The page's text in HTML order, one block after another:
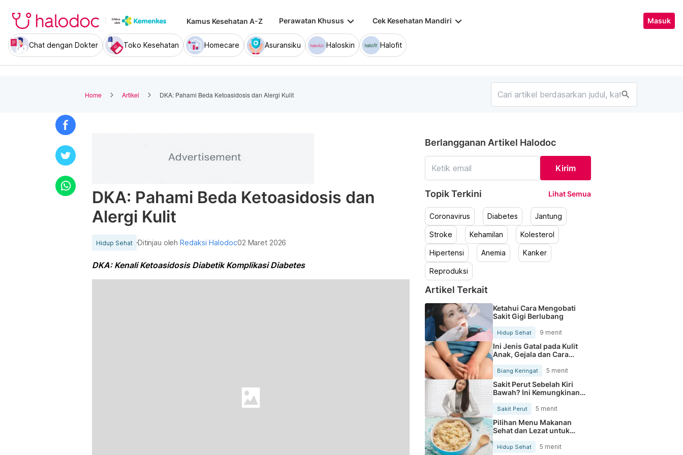
Kamus Kesehatan A-Z Perawatan Khusus keyboard_arrow_down Cek Kesehatan Mandiri keyboard_arrow_down Masuk
Chat dengan Dokter Toko Kesehatan Homecare Asuransiku Haloskin Halofit
Home Artikel DKA: Pahami Beda Ketoasidosis dan Alergi Kulit search
DKA: Pahami Beda Ketoasidosis dan
Alergi Kulit
Hidup Sehat Ditinjau olehRedaksi Halodoc02 Maret 2026
DKA: Kenali Ketoasidosis Diabetik Komplikasi Diabetes
Berlangganan Artikel Halodoc
Kirim
Topik Terkini Lihat Semua
Coronavirus Diabetes Jantung
Stroke Kehamilan Kolesterol
Hipertensi Anemia Kanker
Reproduksi
Artikel Terkait
Ketahui Cara Mengobati
Sakit Gigi Berlubang
Hidup Sehat 9 menit
Ini Jenis Gatal pada Kulit
Anak, Gejala dan Cara
Mengobatinya
Biang Keringat 5 menit
Sakit Perut Sebelah Kiri
Bawah? Ini Kemungkinan
Sakit Perut 5 menit
Pilihan Menu Makanan
Sehat dan Lezat untuk
Mengurangi Kolesterol
Hidup Sehat 5 menit